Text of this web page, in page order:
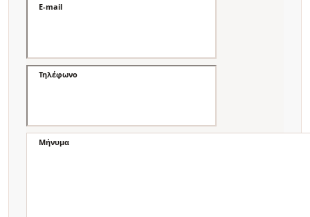
E-mail
Τηλέφωνο
Μήνυμα